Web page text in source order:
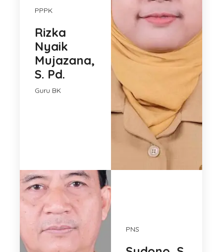
PPPK
Rizka
Nyaik
Mujazana,
S. Pd.
Guru BK
PNS